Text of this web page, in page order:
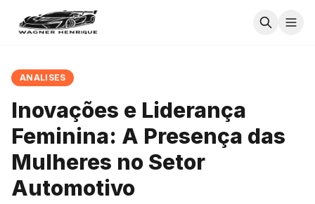
ANALISES
Inovações e Liderança
Feminina: A Presença das
Mulheres no Setor
Automotivo